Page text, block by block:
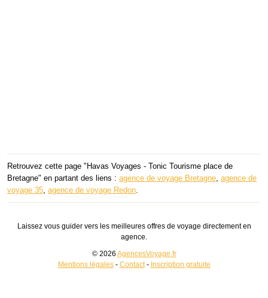
Retrouvez cette page "Havas Voyages - Tonic Tourisme place de
Bretagne" en partant des liens : agence de voyage Bretagne agence de
voyage 35 agence de voyage Redon
Laissez vous guider vers les meilleures offres de voyage directement en
agence.
© 2026 AgencesVoyage.fr
Mentions légales- Contact- Inscription gratuite